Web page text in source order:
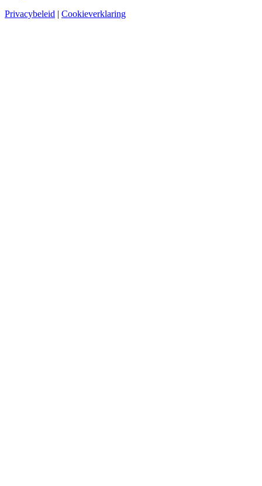
Privacybeleid | Cookieverklaring